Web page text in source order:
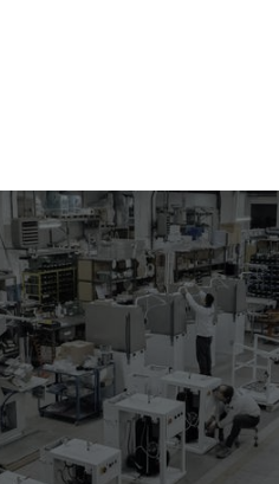
autonomo.
ed è completo di: